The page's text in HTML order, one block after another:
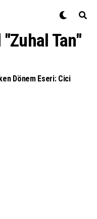
Tan"
Dönem Eseri: Cici